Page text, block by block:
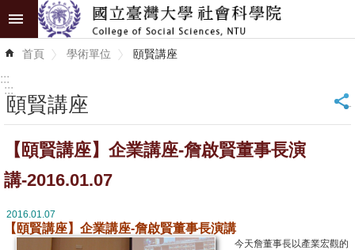
跳到主要內容區塊
進
階
識
學
學
首頁 學術單位 頤賢講座
:::
:::
頤賢講座 _
【頤賢講座】企業講座-詹啟賢董事長演
講-2016.01.07
2016.01.07
【頤賢講座】企業講座-詹啟賢董事長演講
今天詹董事長以產業宏觀的